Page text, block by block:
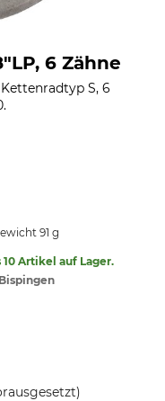
6 Zähne
S, 6
91 g
Artikel auf Lager.